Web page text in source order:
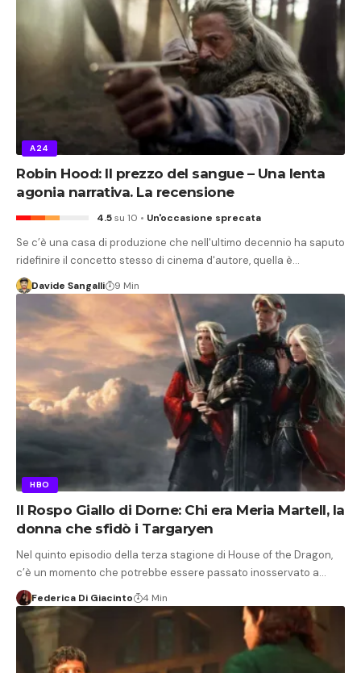
A24
Robin Hood: Il prezzo del sangue – Una lenta
agonia narrativa. La recensione
4.5su 10 Un'occasione sprecata
Se c’è una casa di produzione che nell'ultimo decennio ha saputo
ridefinire il concetto stesso di cinema d'autore, quella è…
Davide Sangalli 9 Min
HBO
Il Rospo Giallo di Dorne: Chi era Meria Martell, la
donna che sfidò i Targaryen
Nel quinto episodio della terza stagione di House of the Dragon,
c’è un momento che potrebbe essere passato inosservato a…
Federica Di Giacinto 4 Min